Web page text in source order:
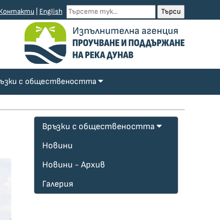
English
с обществеността
Връзки с обществеността
Новини
Новини - Архив
Галерия